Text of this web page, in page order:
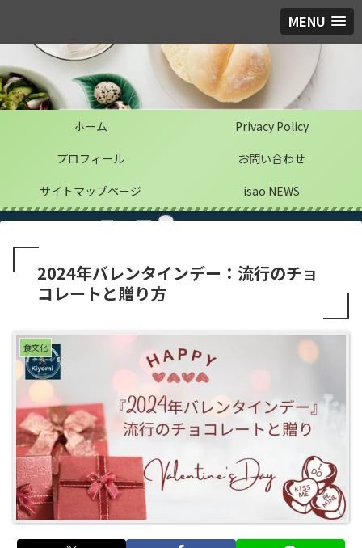
MENU
ホーム
Privacy Policy
プロフィール
お問い合わせ
サイトマップページ
isao NEWS
2024年バレンタインデー：流行のチョ
コレートと贈り方
食文化